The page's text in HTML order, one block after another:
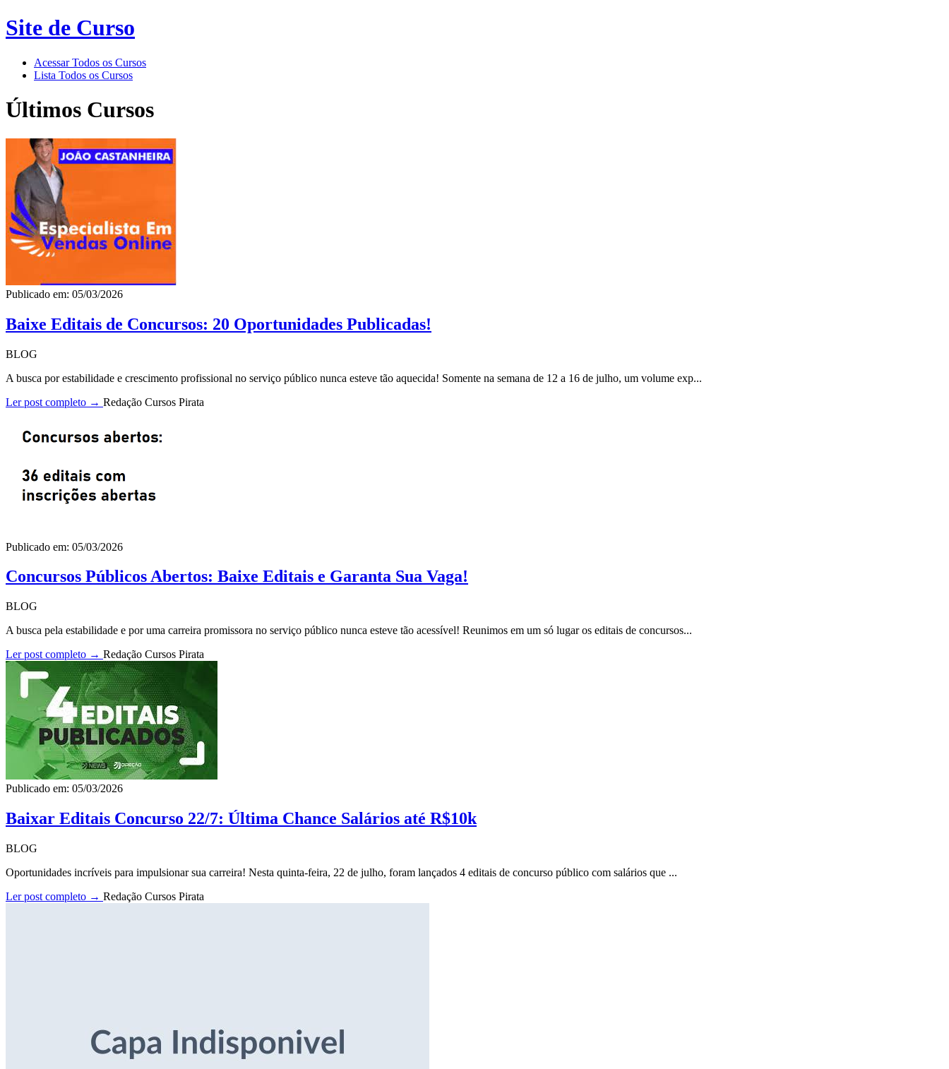
Site de Curso
Acessar Todos os Cursos
Lista Todos os Cursos
Últimos Cursos
Publicado em: 05/03/2026
Baixe Editais de Concursos: 20 Oportunidades Publicadas!
BLOG
A busca por estabilidade e crescimento profissional no serviço público nunca esteve tão aquecida! Somente na semana de 12 a 16 de julho, um volume exp...
Ler post completo → Redação Cursos Pirata
Publicado em: 05/03/2026
Concursos Públicos Abertos: Baixe Editais e Garanta Sua Vaga!
BLOG
A busca pela estabilidade e por uma carreira promissora no serviço público nunca esteve tão acessível! Reunimos em um só lugar os editais de concursos...
Ler post completo → Redação Cursos Pirata
Publicado em: 05/03/2026
Baixar Editais Concurso 22/7: Última Chance Salários até R$10k
BLOG
Oportunidades incríveis para impulsionar sua carreira! Nesta quinta-feira, 22 de julho, foram lançados 4 editais de concurso público com salários que ...
Ler post completo → Redação Cursos Pirata